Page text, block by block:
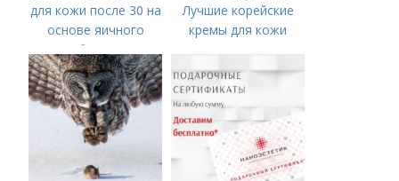
для кожи после 30 на
основе яичного
белка
Лучшие корейские
кремы для кожи
году